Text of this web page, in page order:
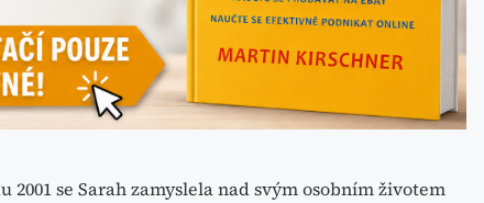
se Sarah zamyslela nad svým osobním životem